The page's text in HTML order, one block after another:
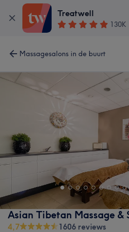
Treatwell
130K
Massagesalons in de buurt
Asian Tibetan Massage &
4,7
1606 reviews